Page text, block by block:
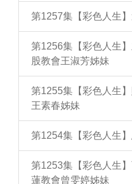
第1257集【彩色人生
第1256集【彩色人生
股教會王淑芳姊妹
第1255集【彩色人生
王素春姊妹
第1254集【彩色人生
第1253集【彩色人生
蓮教會曾雯婷姊妹